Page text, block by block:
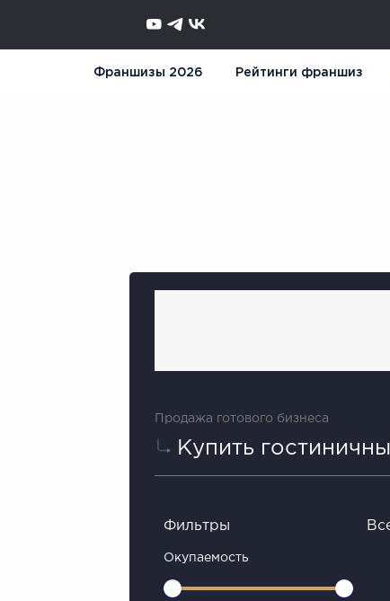
Франшизы 2026 Рейтинги франшиз
Продажа готового бизнеса
Купить
Фильтры
Окупаемость